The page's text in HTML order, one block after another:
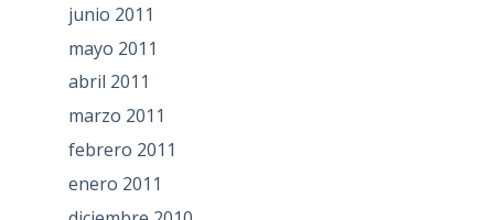
junio 2011
mayo 2011
abril 2011
marzo 2011
febrero 2011
enero 2011